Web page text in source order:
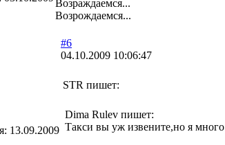
Возраждаемся...
Возрождаемся...
13.09.2009
#6
04.10.2009 10:06:47
STR пишет:
Dima Rulev пишет:
Такси вы уж извените,но я